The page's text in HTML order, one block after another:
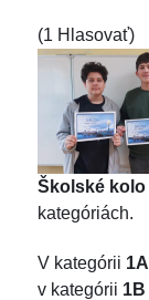
(1 Hlasovať)
Školské kolo
kategóriách.
V kategórii 1A
v kategórii 1B